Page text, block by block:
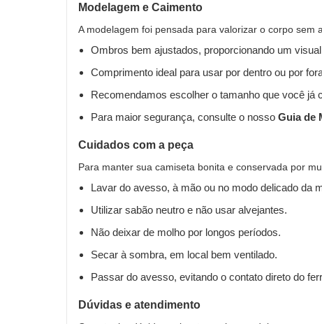
Modelagem e Caimento
A modelagem foi pensada para valorizar o corpo sem
Ombros bem ajustados, proporcionando um
Comprimento ideal para usar por dentro ou por
Recomendamos escolher o tamanho que você já
Para maior segurança, consulte o nosso Guia de
Cuidados com a peça
Para manter sua camiseta bonita e conservada por
Lavar do avesso, à mão ou no modo delicado da
Utilizar sabão neutro e não usar alvejantes.
Não deixar de molho por longos períodos.
Secar à sombra, em local bem ventilado.
Passar do avesso, evitando o contato direto do
Dúvidas e atendimento